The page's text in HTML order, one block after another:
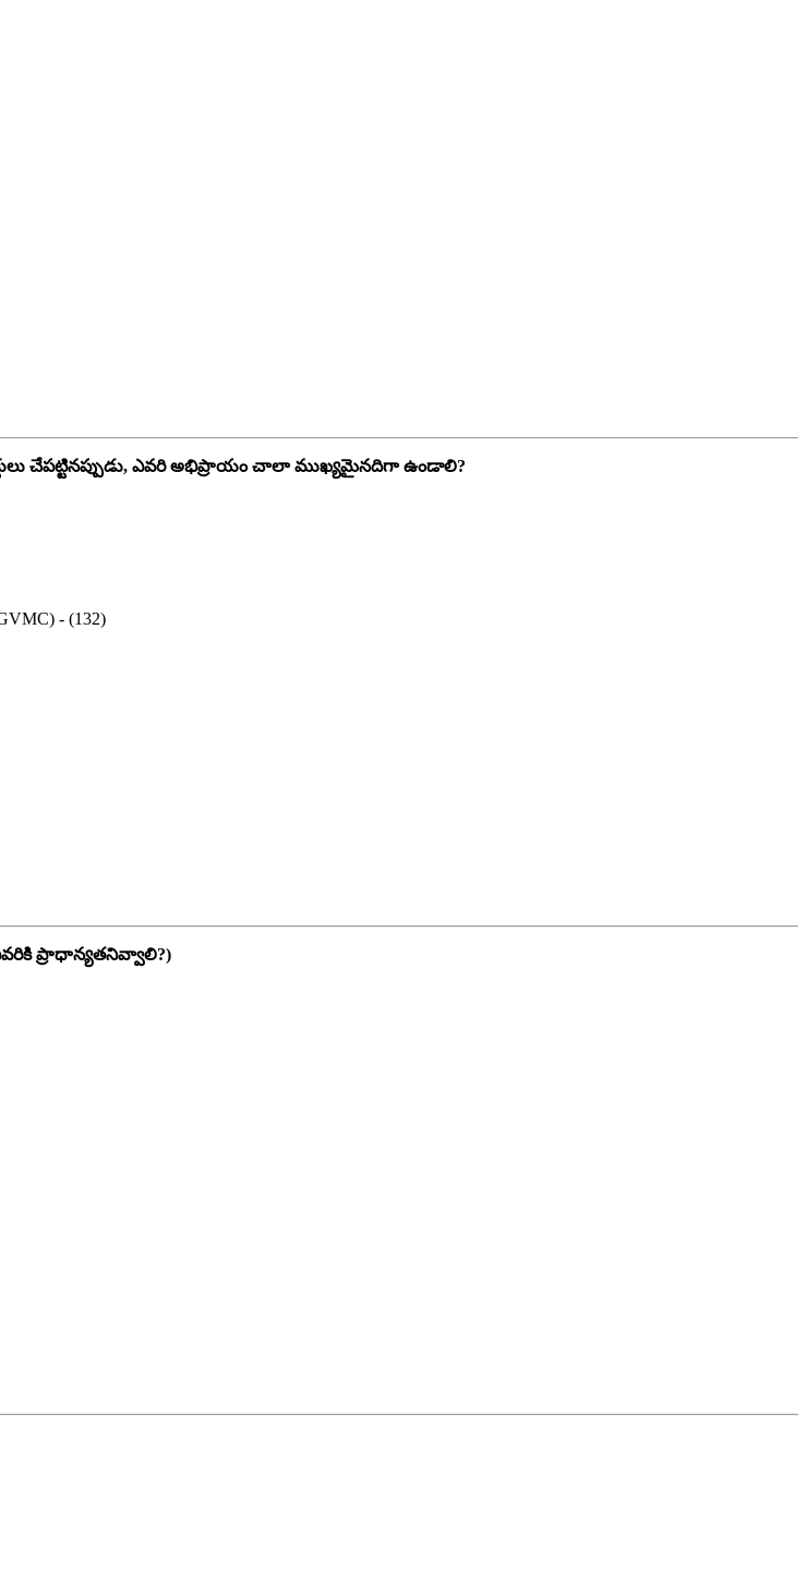
చేపట్టినప్పుడు, ఎవరి అభిప్రాయం చాలా ముఖ్యమైనదిగా ఉండాలి?
- (132)
ఎవరికి ప్రాధాన్యతనివ్వాలి?)